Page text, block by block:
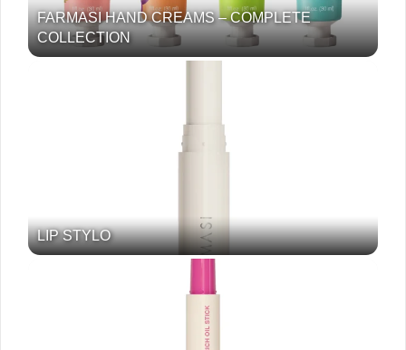
FARMASI HAND CREAMS – COMPLETE
COLLECTION
LIP STYLO